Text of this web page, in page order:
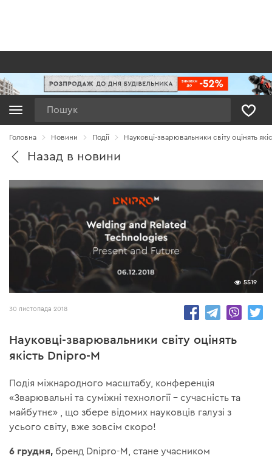
Головна Новини Події Науковці-зварювальники світу оцінять
Назад в новини
5519
30 листопада 2018
Науковці-зварювальники світу оцінять
якість Dnipro-M
Подія міжнародного масштабу, конференція
«Зварювальні та суміжні технології – сучасність та
майбутнє» , що збере відомих науковців галузі з
усього світу, вже зовсім скоро!
6 грудня, бренд Dnipro-M, стане учасником